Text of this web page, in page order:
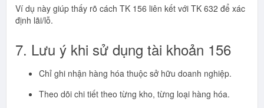
Ví dụ này giúp thấy rõ cách TK 156 liên kết với TK 632 để xác
định lãi/lỗ.
7. Lưu ý khi sử dụng tài khoản 156
Chỉ ghi nhận hàng hóa thuộc sở hữu doanh nghiệp.
Theo dõi chi tiết theo từng kho, từng loại hàng hóa.